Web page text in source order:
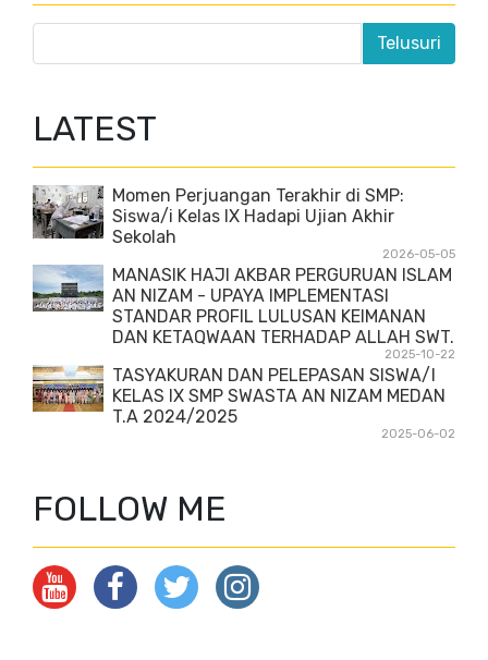
LATEST
Momen Perjuangan Terakhir di SMP:
Siswa/i Kelas IX Hadapi Ujian Akhir
Sekolah
2026-05-05
MANASIK HAJI AKBAR PERGURUAN ISLAM
AN NIZAM - UPAYA IMPLEMENTASI
STANDAR PROFIL LULUSAN KEIMANAN
DAN KETAQWAAN TERHADAP ALLAH SWT.
2025-10-22
TASYAKURAN DAN PELEPASAN SISWA/I
KELAS IX SMP SWASTA AN NIZAM MEDAN
T.A 2024/2025
2025-06-02
FOLLOW ME